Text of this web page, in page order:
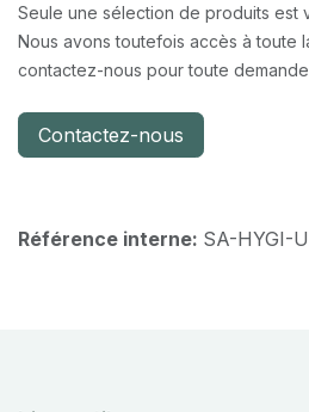
Seule une sélection de produits est
Nous avons toutefois accès à toute
contactez-nous pour toute
Contactez-nous
Référence interne: SA-HYGI-